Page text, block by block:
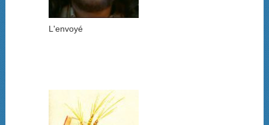
L'envoyé